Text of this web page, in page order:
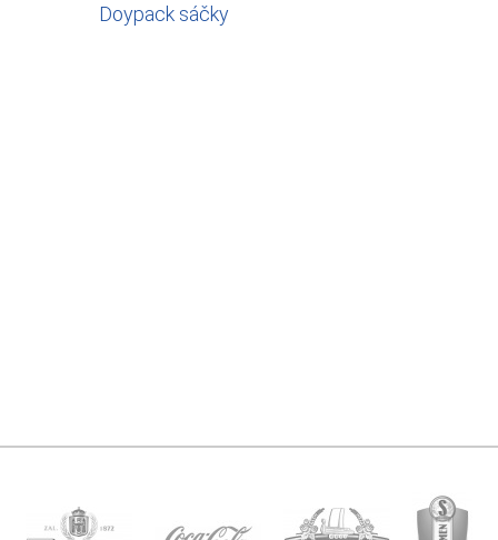
Doypack sáčky